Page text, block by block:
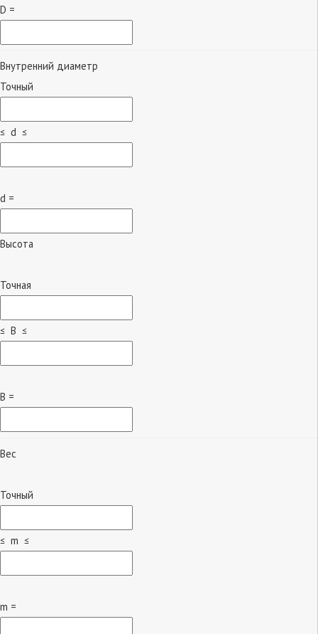
D =
Внутренний диаметр
Точный
≤ d ≤
d =
Высота
Точная
≤ B ≤
B =
Вес
Точный
≤ m ≤
m =